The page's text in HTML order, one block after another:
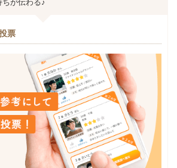
が伝わる♪
票